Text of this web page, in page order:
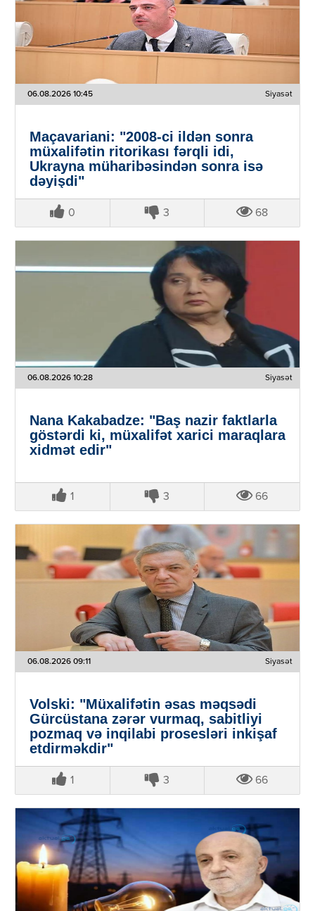
06.08.2026 10:45 Siyasət
Maçavariani: "2008-ci ildən sonra
müxalifətin ritorikası fərqli idi,
Ukrayna müharibəsindən sonra isə
dəyişdi"
0 3 68
06.08.2026 10:28 Siyasət
Nana Kakabadze: "Baş nazir faktlarla
göstərdi ki, müxalifət xarici maraqlara
xidmət edir"
1 3 66
06.08.2026 09:11 Siyasət
Volski: "Müxalifətin əsas məqsədi
Gürcüstana zərər vurmaq, sabitliyi
pozmaq və inqilabi prosesləri inkişaf
etdirməkdir"
1 3 66